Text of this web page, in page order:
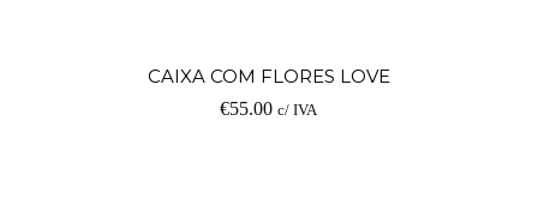
CAIXA COM FLORES LOVE
€55.00 c/ IVA